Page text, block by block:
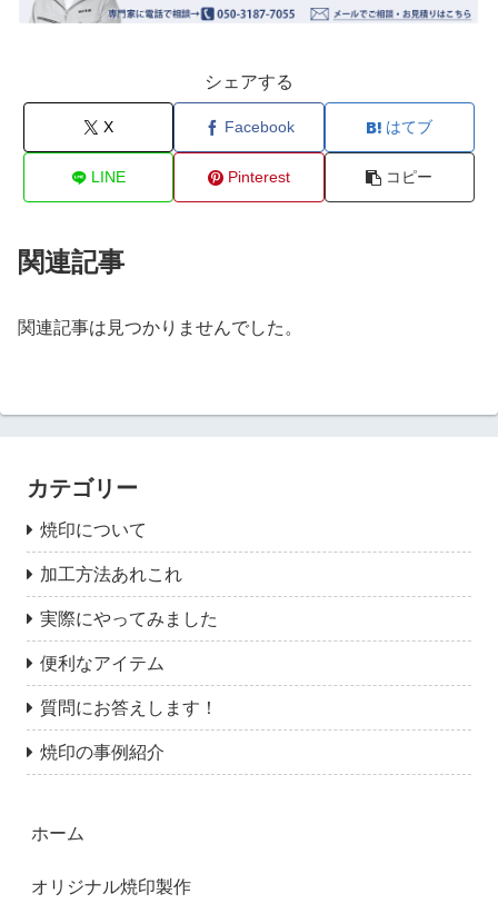
シェアする
X Facebook はてブ
LINE Pinterest コピー
関連記事
関連記事は見つかりませんでした。
カテゴリー
焼印について
加工方法あれこれ
実際にやってみました
便利なアイテム
質問にお答えします！
焼印の事例紹介
ホーム
オリジナル焼印製作